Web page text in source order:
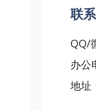
联
QQ/
办公
地址